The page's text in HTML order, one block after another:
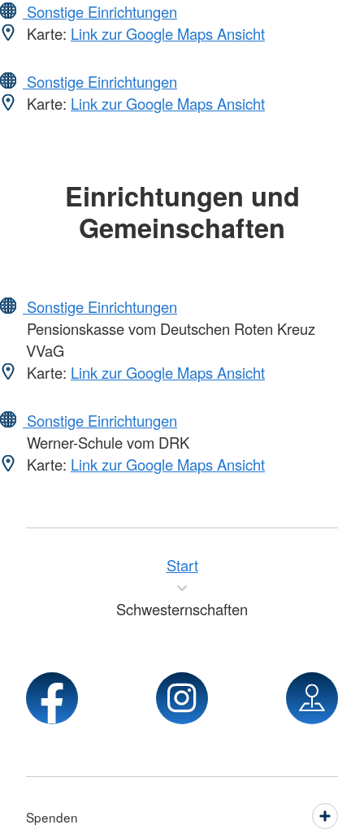
Sonstige Einrichtungen
Karte: Link zur Google Maps Ansicht
Sonstige Einrichtungen
Karte: Link zur Google Maps Ansicht
Einrichtungen und
Gemeinschaften
Sonstige Einrichtungen
Pensionskasse vom Deutschen Roten Kreuz
VVaG
Karte: Link zur Google Maps Ansicht
Sonstige Einrichtungen
Werner-Schule vom DRK
Karte: Link zur Google Maps Ansicht
Start
Schwesternschaften
Spenden